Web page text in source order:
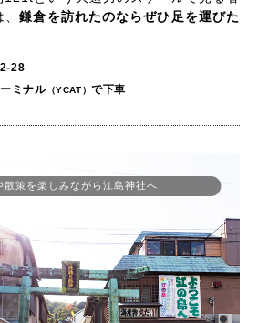
、鎌倉を訪れたのならぜひ足を運びた
28
ミナル（YCAT）で下車
散策を楽しみながら江島神社へ